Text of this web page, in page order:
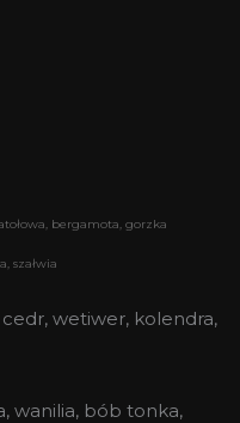
bergamota, gorzka
szałwia
wetiwer, kolendra,
wanilia, bób tonka,